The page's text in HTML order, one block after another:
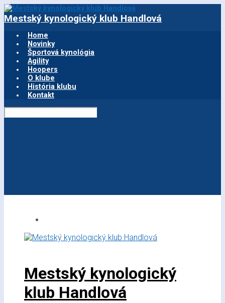
Skip
to
content
Mestský kynologický klub Handlová
Home
Novinky
Športová kynológia
Agility
Hoopers
O klube
História klubu
Kontakt
Mestský kynologický
klub Handlová